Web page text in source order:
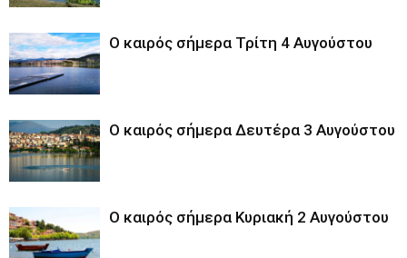
Ο καιρός σήμερα Τρίτη 4 Αυγούστου
Ο καιρός σήμερα Δευτέρα 3 Αυγούστου
Ο καιρός σήμερα Κυριακή 2 Αυγούστου